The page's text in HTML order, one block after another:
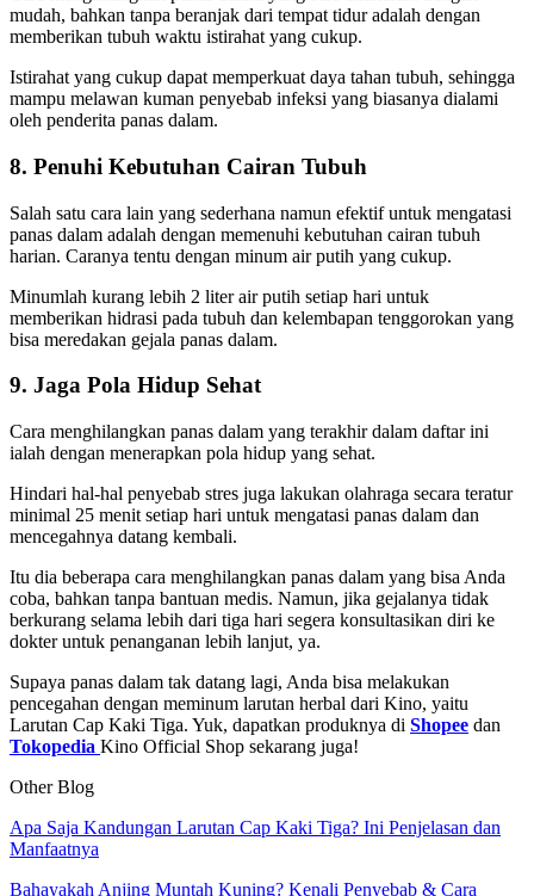
mudah, bahkan tanpa beranjak dari tempat tidur adalah dengan
memberikan tubuh waktu istirahat yang cukup.
Istirahat yang cukup dapat memperkuat daya tahan tubuh, sehingga
mampu melawan kuman penyebab infeksi yang biasanya dialami
oleh penderita panas dalam.
8. Penuhi Kebutuhan Cairan Tubuh
Salah satu cara lain yang sederhana namun efektif untuk mengatasi
panas dalam adalah dengan memenuhi kebutuhan cairan tubuh
harian. Caranya tentu dengan minum air putih yang cukup.
Minumlah kurang lebih 2 liter air putih setiap hari untuk
memberikan hidrasi pada tubuh dan kelembapan tenggorokan yang
bisa meredakan gejala panas dalam.
9. Jaga Pola Hidup Sehat
Cara menghilangkan panas dalam yang terakhir dalam daftar ini
ialah dengan menerapkan pola hidup yang sehat.
Hindari hal-hal penyebab stres juga lakukan olahraga secara teratur
minimal 25 menit setiap hari untuk mengatasi panas dalam dan
mencegahnya datang kembali.
Itu dia beberapa cara menghilangkan panas dalam yang bisa Anda
coba, bahkan tanpa bantuan medis. Namun, jika gejalanya tidak
berkurang selama lebih dari tiga hari segera konsultasikan diri ke
dokter untuk penanganan lebih lanjut, ya.
Supaya panas dalam tak datang lagi, Anda bisa melakukan
pencegahan dengan meminum larutan herbal dari Kino, yaitu
Larutan Cap Kaki Tiga. Yuk, dapatkan produknya di Shopee dan
Tokopedia Kino Official Shop sekarang juga!
Other Blog
Apa Saja Kandungan Larutan Cap Kaki Tiga? Ini Penjelasan dan
Manfaatnya
Bahayakah Anjing Muntah Kuning? Kenali Penyebab & Cara